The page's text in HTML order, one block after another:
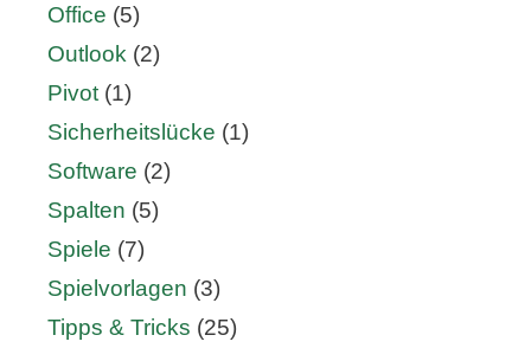
Office (5)
Outlook (2)
Pivot (1)
Sicherheitslücke (1)
Software (2)
Spalten (5)
Spiele (7)
Spielvorlagen (3)
Tipps & Tricks (25)